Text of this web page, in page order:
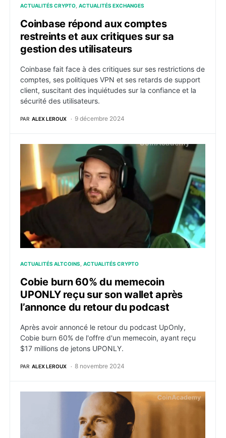
ACTUALITÉS CRYPTO ACTUALITÉS EXCHANGES
Coinbase répond aux comptes
restreints et aux critiques sur sa
gestion des utilisateurs
Coinbase fait face à des critiques sur ses restrictions de
comptes, ses politiques VPN et ses retards de support
client, suscitant des inquiétudes sur la confiance et la
sécurité des utilisateurs.
PAR ALEX LEROUX 9 décembre 2024
Cobie burn 60% du memecoin UPONLY reçu sur
ACTUALITÉS ALTCOINS ACTUALITÉS CRYPTO
Cobie burn 60% du memecoin
UPONLY reçu sur son wallet après
l’annonce du retour du podcast
Après avoir annoncé le retour du podcast UpOnly,
Cobie burn 60% de l'offre d'un memecoin, ayant reçu
$17 millions de jetons UPONLY.
PAR ALEX LEROUX 8 novembre 2024
Cronje et Sun contredisent Brian Armstrong et